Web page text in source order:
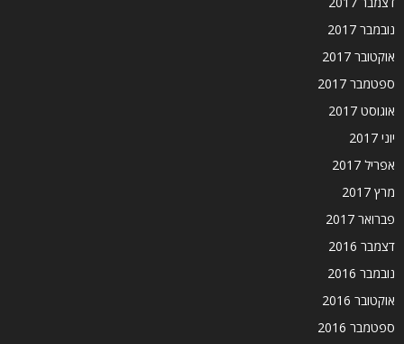
נובמבר 2017
אוקטובר 2017
ספטמבר 2017
אוגוסט 2017
יוני 2017
אפריל 2017
מרץ 2017
פברואר 2017
דצמבר 2016
נובמבר 2016
אוקטובר 2016
ספטמבר 2016